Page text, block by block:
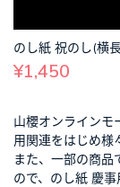
のし紙 祝のし(横
¥1,450
山櫻オンラインモ
用関連をはじめ様
また、一部の商品
ので、のし紙 慶